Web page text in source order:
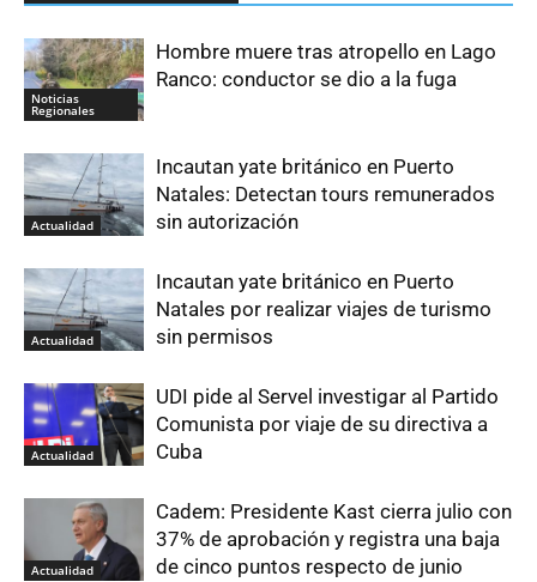
Noticias
Regionales
Hombre muere tras atropello en Lago
Ranco: conductor se dio a la fuga
Actualidad
Incautan yate británico en Puerto
Natales: Detectan tours remunerados
sin autorización
Actualidad
Incautan yate británico en Puerto
Natales por realizar viajes de turismo
sin permisos
Actualidad
UDI pide al Servel investigar al Partido
Comunista por viaje de su directiva a
Cuba
Actualidad
Cadem: Presidente Kast cierra julio con
37% de aprobación y registra una baja
de cinco puntos respecto de junio